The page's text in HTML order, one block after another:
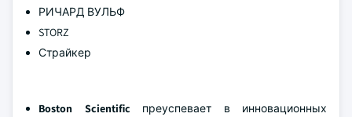
РИЧАРД ВУЛЬФ
STORZ
Страйкер
Boston Scientific преуспевает в инновационных